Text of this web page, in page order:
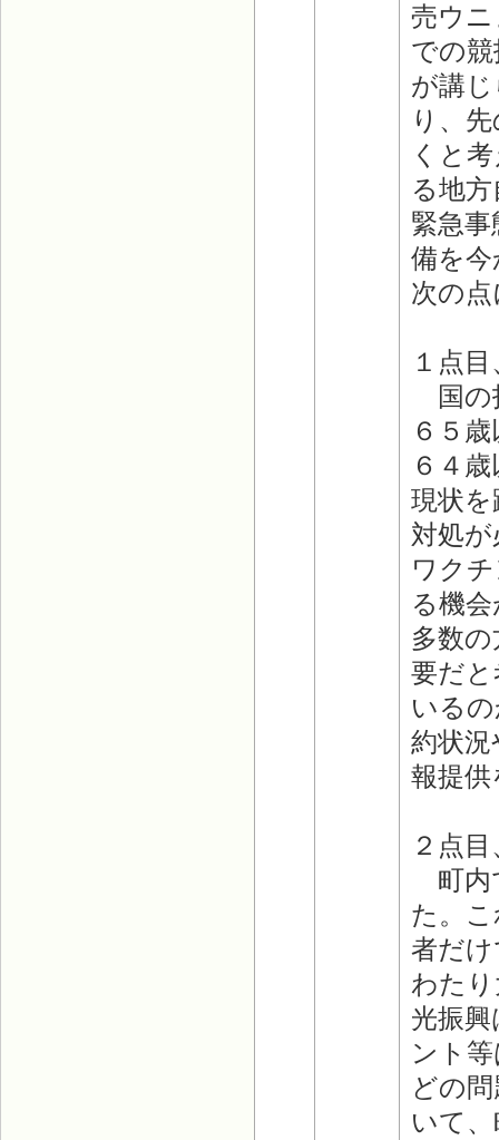
売ウ
での
が講
り、
くと
る地
緊急
備を
次の
１点
国の
６５
６４
現状
対処
ワク
る機
多数
要だ
いる
約状
報提
２点
町内
た。
者だ
わた
光振
ント
どの
いて